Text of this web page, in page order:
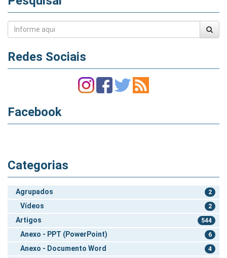
Redes Sociais
Facebook
Categorias
Agrupados 2
Vídeos 2
Artigos 544
Anexo - PPT (PowerPoint) 6
Anexo - Documento Word 4